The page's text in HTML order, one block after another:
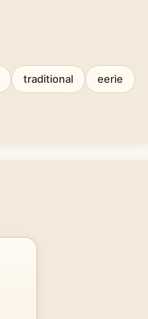
traditional eerie